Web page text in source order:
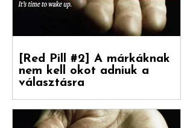
választásra